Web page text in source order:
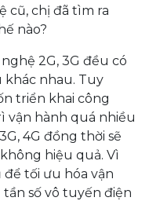
cũ, chị đã tìm ra
nào?
2G, 3G đều có
nhau. Tuy
triển khai công
vận hành quá nhiều
4G đồng thời sẽ
hiệu quả. Vì
để tối ưu hóa vận
số vô tuyến điện